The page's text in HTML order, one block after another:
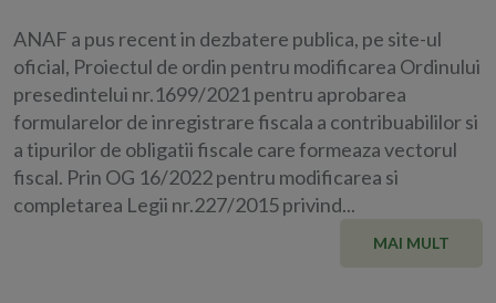
ANAF a pus recent in dezbatere publica, pe site-ul
oficial, Proiectul de ordin pentru modificarea Ordinului
presedintelui nr.1699/2021 pentru aprobarea
formularelor de inregistrare fiscala a contribuabililor si
a tipurilor de obligatii fiscale care formeaza vectorul
fiscal. Prin OG 16/2022 pentru modificarea si
completarea Legii nr.227/2015 privind...
MAI MULT